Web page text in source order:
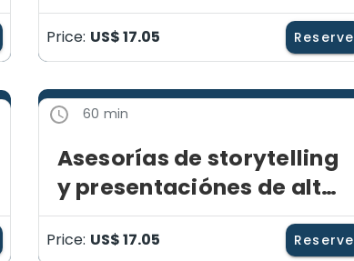
Price: US$ 17.05 Reserve
60 min
Asesorías de storytelling
y presentaciónes de alto
impacto visual
Price: US$ 17.05 Reserve